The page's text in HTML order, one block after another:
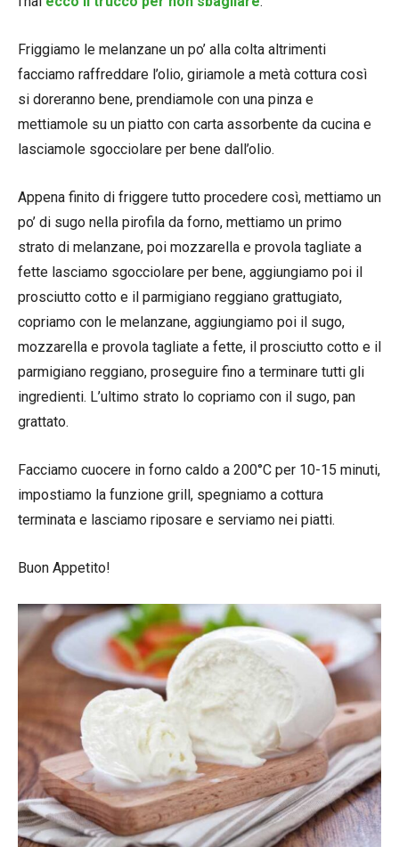
Friggiamo le melanzane un po’ alla colta altrimenti
facciamo raffreddare l’olio, giriamole a metà cottura così
si doreranno bene, prendiamole con una pinza e
mettiamole su un piatto con carta assorbente da cucina e
lasciamole sgocciolare per bene dall’olio.
Appena finito di friggere tutto procedere così, mettiamo un
po’ di sugo nella pirofila da forno, mettiamo un primo
strato di melanzane, poi mozzarella e provola tagliate a
fette lasciamo sgocciolare per bene, aggiungiamo poi il
prosciutto cotto e il parmigiano reggiano grattugiato,
copriamo con le melanzane, aggiungiamo poi il sugo,
mozzarella e provola tagliate a fette, il prosciutto cotto e il
parmigiano reggiano, proseguire fino a terminare tutti gli
ingredienti. L’ultimo strato lo copriamo con il sugo, pan
grattato.
Facciamo cuocere in forno caldo a 200°C per 10-15 minuti,
impostiamo la funzione grill, spegniamo a cottura
terminata e lasciamo riposare e serviamo nei piatti.
Buon Appetito!